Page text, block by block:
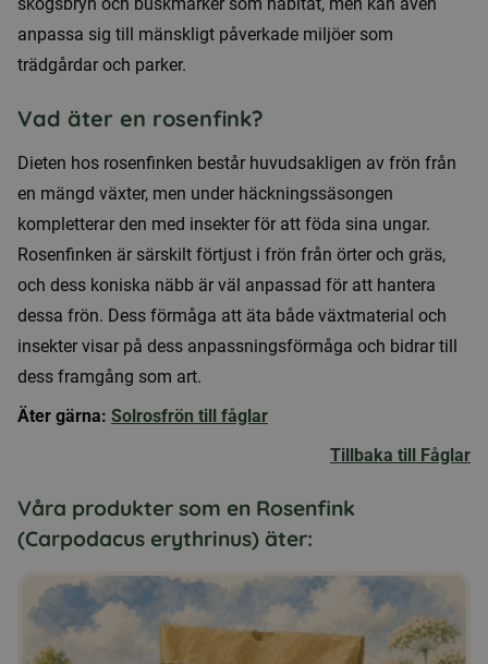
skogsbryn och buskmarker som habitat, men kan även
anpassa sig till mänskligt påverkade miljöer som
trädgårdar och parker.
Vad äter en rosenfink?
Dieten hos rosenfinken består huvudsakligen av frön från
en mängd växter, men under häckningssäsongen
kompletterar den med insekter för att föda sina ungar.
Rosenfinken är särskilt förtjust i frön från örter och gräs,
och dess koniska näbb är väl anpassad för att hantera
dessa frön. Dess förmåga att äta både växtmaterial och
insekter visar på dess anpassningsförmåga och bidrar till
dess framgång som art.
Äter gärna: Solrosfrön till fåglar
Tillbaka till Fåglar
Våra produkter som en Rosenfink
(Carpodacus erythrinus) äter: